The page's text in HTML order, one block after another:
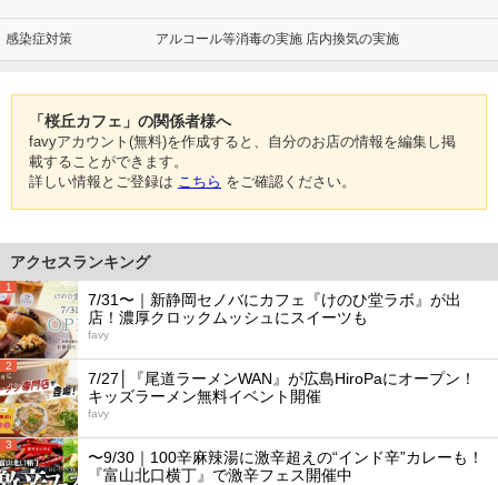
感染症対策 アルコール等消毒の実施 店内換気の実施
「桜丘カフェ」の関係者様へ
favyアカウント(無料)を作成すると、自分のお店の情報を編集し掲
載することができます。
詳しい情報とご登録は こちら をご確認ください。
アクセスランキング
1
7/31〜｜新静岡セノバにカフェ『けのひ堂ラボ』が出
店！濃厚クロックムッシュにスイーツも
favy
2
7/27│『尾道ラーメンWAN』が広島HiroPaにオープン！
キッズラーメン無料イベント開催
favy
3
〜9/30｜100辛麻辣湯に激辛超えの“インド辛”カレーも！
『富山北口横丁』で激辛フェス開催中